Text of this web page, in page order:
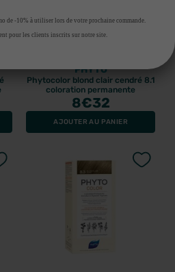
PHYTO
Phytocolor blond clair cendré 8.1
coloration permanente
8€32
AJOUTER AU PANIER
de -10% à utiliser lors de votre prochaine commande.
pour les clients inscrits sur notre site.